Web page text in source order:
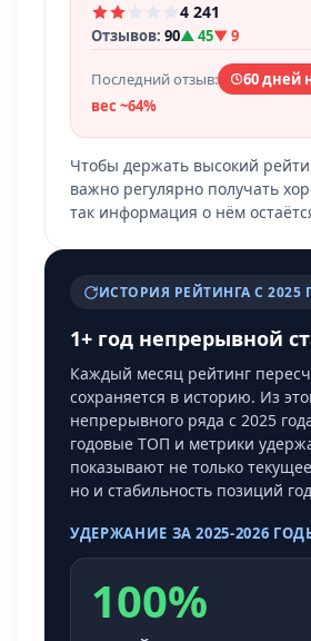
4 241
Отзывов: 90▲ 45▼ 9
Последний отзыв:
60 дней
вес ~64%
Чтобы держать высокий
важно регулярно получать
так информация о нём
ИСТОРИЯ РЕЙТИНГА С 2025
1+ год непрерывной
Каждый месяц рейтинг
сохраняется в историю. Из
непрерывного ряда с 2025
годовые ТОП и метрики
показывают не только
но и стабильность позиций
УДЕРЖАНИЕ ЗА 2025-2026
100%